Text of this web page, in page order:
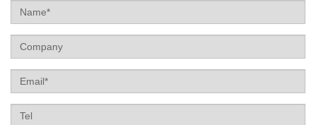
Name
Company
Email
Tel